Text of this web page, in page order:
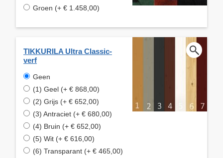
Groen (+ € 1.458,00)
TIKKURILA Ultra Classic-
verf
Geen
(1) Geel (+ € 868,00)
(2) Grijs (+ € 652,00)
(3) Antraciet (+ € 680,00)
(4) Bruin (+ € 652,00)
(5) Wit (+ € 616,00)
(6) Transparant (+ € 465,00)